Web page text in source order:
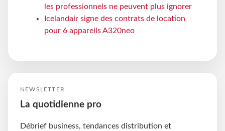
les professionnels ne peuvent plus ignorer
Icelandair signe des contrats de location
pour 6 appareils A320neo
NEWSLETTER
La quotidienne pro
Débrief business, tendances distribution et